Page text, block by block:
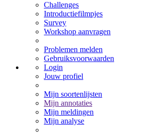
Challenges
Introductiefilmpjes
Survey
Workshop aanvragen
Problemen melden
Gebruiksvoorwaarden
Login
Jouw profiel
Mijn soortenlijsten
Mijn annotaties
Mijn meldingen
Mijn analyse